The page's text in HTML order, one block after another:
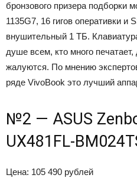
бронзового призера подборки
1135G7, 16 гигов оперативки и
внушительный 1 ТБ.
душе всем, кто много
жалуются. По мнению
ряде VivoBook это лучший
№2 — ASUS
UX481FL-
Цена: 105 490 рублей